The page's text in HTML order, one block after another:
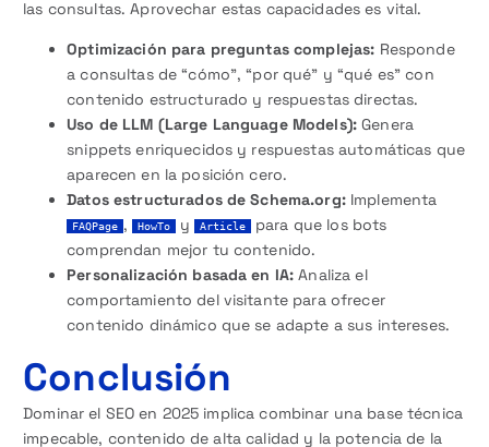
las consultas. Aprovechar estas capacidades es vital.
Optimización para preguntas complejas: Responde
a consultas de “cómo”, “por qué” y “qué es” con
contenido estructurado y respuestas directas.
Uso de LLM (Large Language Models): Genera
snippets enriquecidos y respuestas automáticas que
aparecen en la posición cero.
Datos estructurados de Schema.org:Implementa
FAQPage , HowTo y Article para que los bots
comprendan mejor tu contenido.
Personalización basada en IA: Analiza el
comportamiento del visitante para ofrecer
contenido dinámico que se adapte a sus intereses.
Conclusión
Dominar el SEO en 2025 implica combinar una base técnica
impecable, contenido de alta calidad y la potencia de la